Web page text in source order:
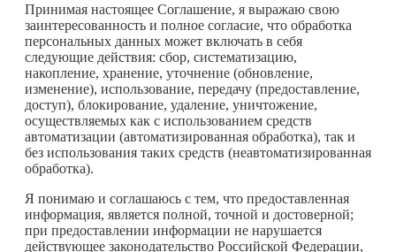
Принимая настоящее Соглашение, я выражаю свою
заинтересованность и полное согласие, что обработка
персональных данных может включать в себя
следующие действия: сбор, систематизацию,
накопление, хранение, уточнение (обновление,
изменение), использование, передачу (предоставление,
доступ), блокирование, удаление, уничтожение,
осуществляемых как с использованием средств
автоматизации (автоматизированная обработка), так и
без использования таких средств (неавтоматизированная
обработка).
Я понимаю и соглашаюсь с тем, что предоставленная
информация, является полной, точной и достоверной;
при предоставлении информации не нарушается
действующее законодательство Российской Федерации,